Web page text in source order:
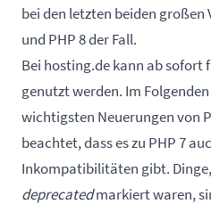
bei den letzten beiden großen
und PHP 8 der Fall.
Bei hosting.de kann ab sofort
genutzt werden. Im
wichtigsten Neuerungen von
beachtet, dass es zu PHP 7
Inkompatibilitäten gibt. Dinge,
deprecatedmarkiert waren,